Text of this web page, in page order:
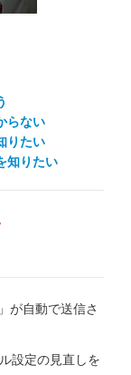
らない
りたい
知りたい
が自動で送信さ
設定の見直しを